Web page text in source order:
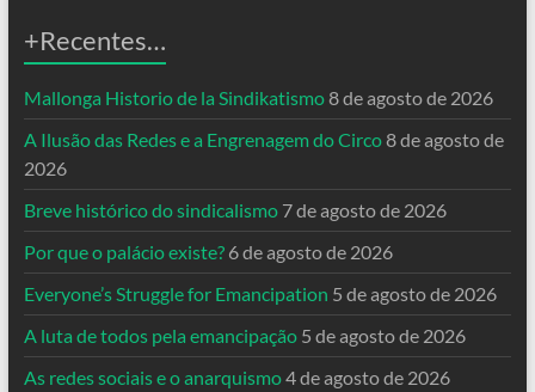
+Recentes…
Mallonga Historio de la Sindikatismo8 de agosto de 2026
A Ilusão das Redes e a Engrenagem do Circo8 de agosto de
2026
Breve histórico do sindicalismo 7 de agosto de 2026
Por que o palácio existe? 6 de agosto de 2026
Everyone’s Struggle for Emancipation 5 de agosto de 2026
A luta de todos pela emancipação 5 de agosto de 2026
As redes sociais e o anarquismo4 de agosto de 2026